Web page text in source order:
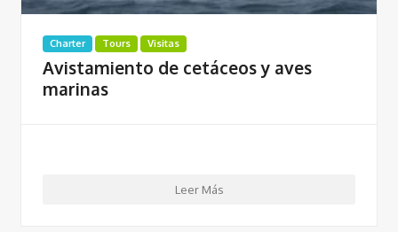
Charter Tours Visitas
Avistamiento de cetáceos y aves
marinas
Leer Más